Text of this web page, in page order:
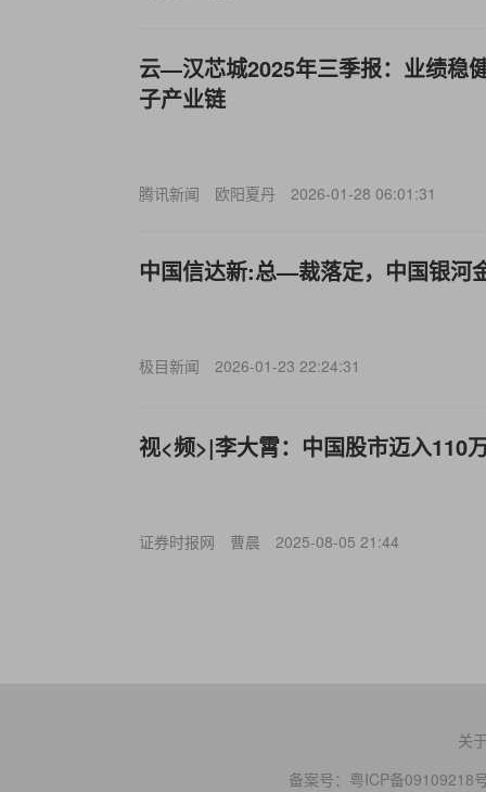
云—汉芯城2025年三季报：业绩稳
子产业链
腾讯新闻 欧阳夏丹 2026-01-28 06:01:31
中国信达新:总—裁落定，中国银河
极目新闻 2026-01-23 22:24:31
视<频>|李大霄：中国股市迈入110
证券时报网 曹晨 2025-08-05 21:44
关
备案号： 粤ICP备09109218